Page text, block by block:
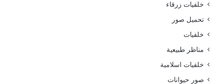
خلفيات زرقاء
تحميل صور
خلفيات
مناظر طبيعية
خلفيات اسلامية
صور حيوانات